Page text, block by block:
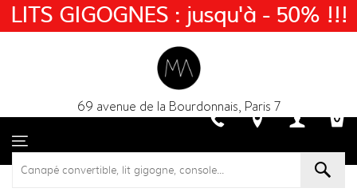
69 avenue de la Bourdonnais, Paris 7
LITS GIGOGNES : jusqu'à - 50% !!!